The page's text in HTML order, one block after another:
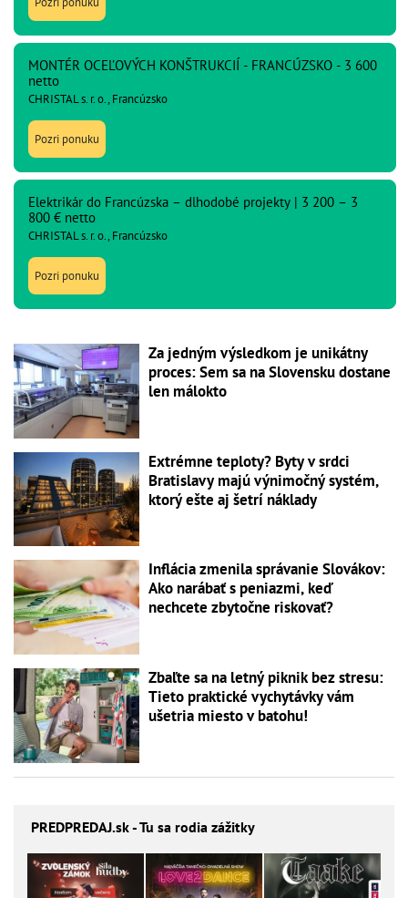
MONTÉR OCEĽOVÝCH KONŠTRUKCIÍ - FRANCÚZSKO - 3 600
netto
CHRISTAL s. r. o., Francúzsko
Pozri ponuku
Elektrikár do Francúzska – dlhodobé projekty | 3 200 – 3
800 € netto
CHRISTAL s. r. o., Francúzsko
Pozri ponuku
Za jedným výsledkom je unikátny
proces: Sem sa na Slovensku dostane
len málokto
Extrémne teploty? Byty v srdci
Bratislavy majú výnimočný systém,
ktorý ešte aj šetrí náklady
Inflácia zmenila správanie Slovákov:
Ako narábať s peniazmi, keď
nechcete zbytočne riskovať?
Zbaľte sa na letný piknik bez stresu:
Tieto praktické vychytávky vám
ušetria miesto v batohu!
PREDPREDAJ.sk - Tu sa rodia zážitky